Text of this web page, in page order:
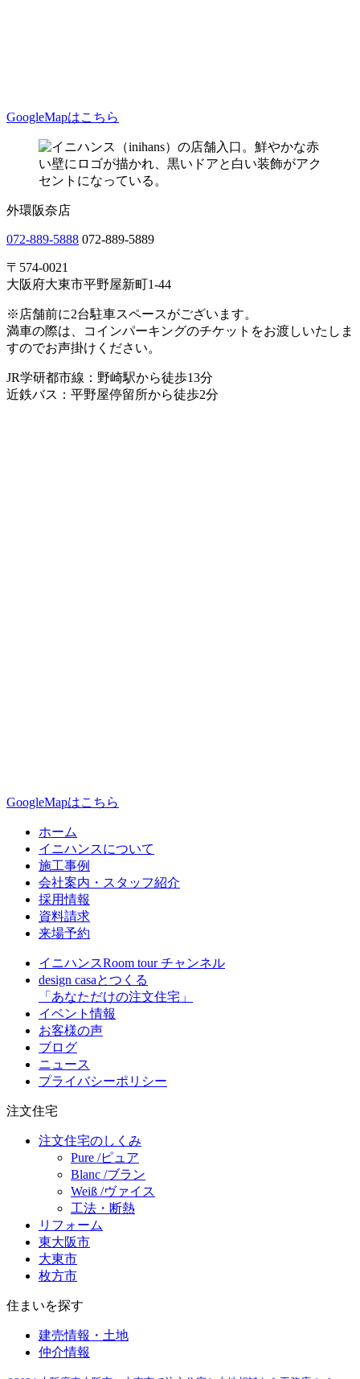
GoogleMapはこちら
外環阪奈店
072-889-5888 072-889-5889
〒574-0021
大阪府大東市平野屋新町1-44
※店舗前に2台駐車スペースがございます。
満車の際は、コインパーキングのチケットをお渡しいたしま
すのでお声掛けください。
JR学研都市線：野崎駅から徒歩13分
近鉄バス：平野屋停留所から徒歩2分
GoogleMapはこちら
ホーム
イニハンスについて
施工事例
会社案内・スタッフ紹介
採用情報
資料請求
来場予約
イニハンスRoom tour チャンネル
design casaとつくる
「あなただけの注文住宅」
イベント情報
お客様の声
ブログ
ニュース
プライバシーポリシー
注文住宅
注文住宅のしくみ
Pure /ピュア
Blanc /ブラン
Weiß /ヴァイス
工法・断熱
リフォーム
東大阪市
大東市
枚方市
住まいを探す
建売情報・土地
仲介情報